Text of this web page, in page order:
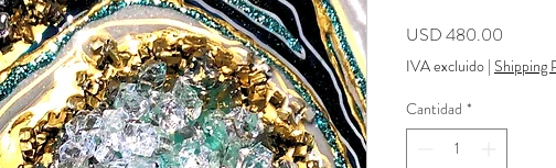
USD 480.00
IVA excluido | Shipping
Cantidad *